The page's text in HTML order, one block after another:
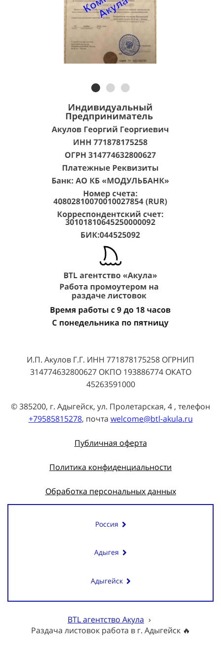
И.П. Акулов Г.Г. ИНН 771878175258 ОГРНИП
314774632800627 ОКПО 193886774 ОКАТО
45263591000
© 385200, г. Адыгейск, ул. Пролетарская, 4 , телефон
+79585815278, почта welcome@btl-akula.ru
Публичная оферта
Политика конфиденциальности
Обработка персональных данных
Россия
Адыгея
Адыгейск
BTL агентство Акула ›
Раздача листовок работа в г. Адыгейск 🔥